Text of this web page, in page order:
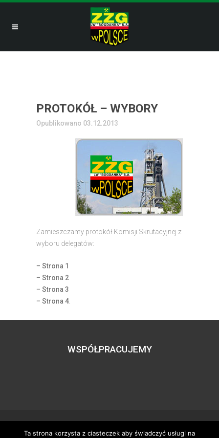
PROTOKÓŁ – WYBORY
Opublikowano 03.12.2013
Zamieszczamy protokół Komisji Skrutacyjnej z
wyboru delegatów:
– Strona 1
– Strona 2
– Strona 3
– Strona 4
WSPÓŁPRACUJEMY
Ta strona korzysta z ciasteczek aby świadczyć usługi na